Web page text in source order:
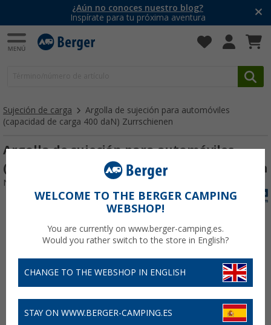
¿Aún no conoces nuestro blog?
Inspírate para tu próxima aventura
Sujeción de carga
Argolla de sujeción para automóviles
(capacidad de carga 400 daN) Zurrschienen
Argolla de sujeción para automóviles
(capacidad de carga 400 daN) Zurrschienen
Nº de artículo 401749
WELCOME TO THE BERGER CAMPING
WEBSHOP!
You are currently on www.berger-camping.es.
Would you rather switch to the store in English?
CHANGE TO THE WEBSHOP IN ENGLISH
STAY ON WWW.BERGER-CAMPING.ES